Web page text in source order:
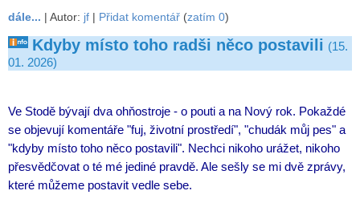
dále... | Autor: jf | Přidat komentář (zatím 0)
Kdyby místo toho radši něco postavili (15.
01. 2026)
Ve Stodě bývají dva ohňostroje - o pouti a na Nový rok. Pokaždé
se objevují komentáře "fuj, životní prostředí", "chudák můj pes" a
"kdyby místo toho něco postavili". Nechci nikoho urážet, nikoho
přesvědčovat o té mé jediné pravdě. Ale sešly se mi dvě zprávy,
které můžeme postavit vedle sebe.